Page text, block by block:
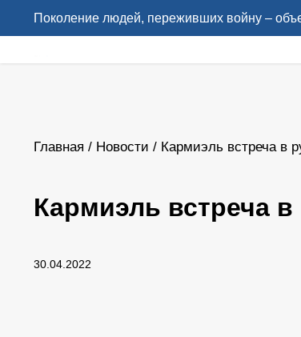
Поколение людей, переживших войну –
Главная / Новости / Кармиэль встреча в
Кармиэль встреча
30.04.2022